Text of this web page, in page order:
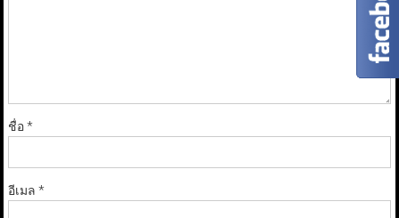
ชื่อ*
อีเมล *